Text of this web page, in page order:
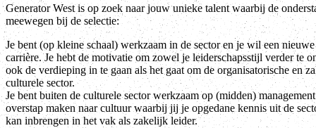
Generator West is op zoek naar jouw unieke talent waarbij de
meewegen bij de selectie:
Je bent (op kleine schaal) werkzaam in de sector en je wil een
carrière. Je hebt de motivatie om zowel je leiderschapsstijl verder te
ook de verdieping in te gaan als het gaat om de organisatorische en
culturele sector.
Je bent buiten de culturele sector werkzaam op (midden)
overstap maken naar cultuur waarbij jij je opgedane kennis uit de
kan inbrengen in het vak als zakelijk leider.